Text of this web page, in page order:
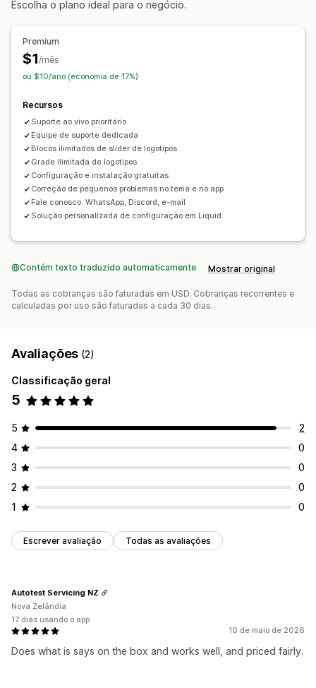
Escolha o plano ideal para o negócio.
Premium
$1/mês
ou $10/ano (economia de 17%)
Recursos
Suporte ao vivo prioritário
Equipe de suporte dedicada
Blocos ilimitados de slider de logotipos
Grade ilimitada de logotipos
Configuração e instalação gratuitas
Correção de pequenos problemas no tema e no app
Fale conosco: WhatsApp, Discord, e-mail
Solução personalizada de configuração em Liquid
Contém texto traduzido automaticamente Mostrar original
Todas as cobranças são faturadas em USD. Cobranças recorrentes e
calculadas por uso são faturadas a cada 30 dias.
Avaliações (2)
Classificação geral
5
5
2
4
0
3
0
2
0
1
0
Escrever avaliação Todas as avaliações
10 de maio de 2026
Does what is says on the box and works well, and priced fairly.
Autotest Servicing NZ
Nova Zelândia
17 dias usando o app